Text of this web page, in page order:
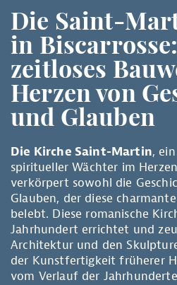
Die Saint-
in Biscarrosse:
zeitloses
Herzen von
und Glauben
Die Kirche Saint-Martin,
spiritueller Wächter im
verkörpert sowohl die
Glauben, der diese
belebt. Diese romanische
Jahrhundert errichtet und
Architektur und den
der Kunstfertigkeit früherer
vom Verlauf der